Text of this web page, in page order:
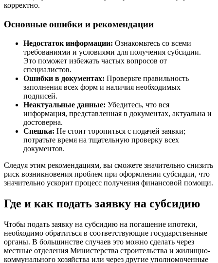
корректно.
Основные ошибки и рекомендации
Недостаток информации: Ознакомьтесь со всеми
требованиями и условиями для получения субсидии.
Это поможет избежать частых вопросов от
специалистов.
Ошибки в документах: Проверьте правильность
заполнения всех форм и наличия необходимых
подписей.
Неактуальные данные: Убедитесь, что вся
информация, представленная в документах, актуальна и
достоверна.
Спешка: Не стоит торопиться с подачей заявки;
потратьте время на тщательную проверку всех
документов.
Следуя этим рекомендациям, вы сможете значительно снизить
риск возникновения проблем при оформлении субсидии, что
значительно ускорит процесс получения финансовой помощи.
Где и как подать заявку на субсидию
Чтобы подать заявку на субсидию на погашение ипотеки,
необходимо обратиться в соответствующие государственные
органы. В большинстве случаев это можно сделать через
местные отделения Министерства строительства и жилищно-
коммунального хозяйства или через другие уполномоченные